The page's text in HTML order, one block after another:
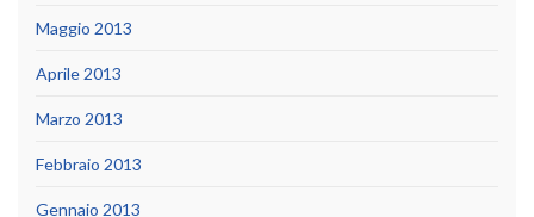
Maggio 2013
Aprile 2013
Marzo 2013
Febbraio 2013
Gennaio 2013